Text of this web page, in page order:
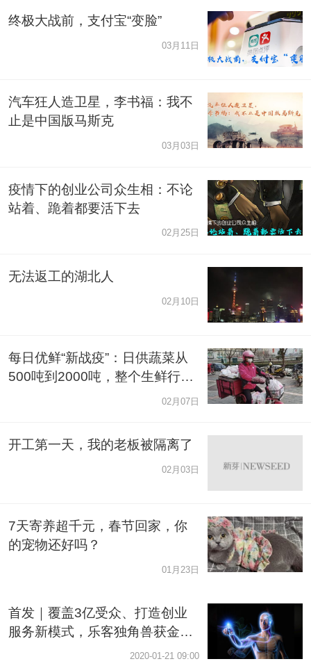
终极大战前，支付宝“变脸”
03月11日
汽车狂人造卫星，李书福：我不
止是中国版马斯克
03月03日
疫情下的创业公司众生相：不论
站着、跪着都要活下去
02月25日
无法返工的湖北人
02月10日
每日优鲜“新战疫”：日供蔬菜从
500吨到2000吨，整个生鲜行业
02月07日
开工第一天，我的老板被隔离了
02月03日
7天寄养超千元，春节回家，你
的宠物还好吗？
01月23日
首发｜覆盖3亿受众、打造创业
服务新模式，乐客独角兽获金沙
江创投数千万元A轮融资2020-01-21 09:00